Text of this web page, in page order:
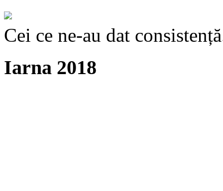
Cei ce ne-au dat
Iarna 2018